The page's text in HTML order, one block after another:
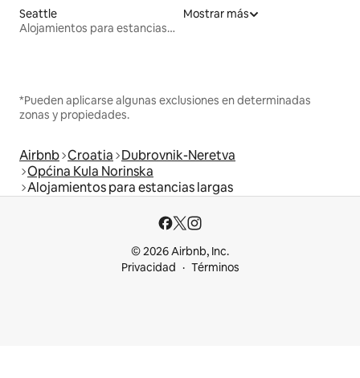
Seattle
Alojamientos para estancias largas
Mostrar más
*Pueden aplicarse algunas exclusiones en determinadas
zonas y propiedades.
Airbnb Croatia Dubrovnik-Neretva
Općina Kula Norinska
Alojamientos para estancias largas
© 2026 Airbnb, Inc.
Privacidad
Términos